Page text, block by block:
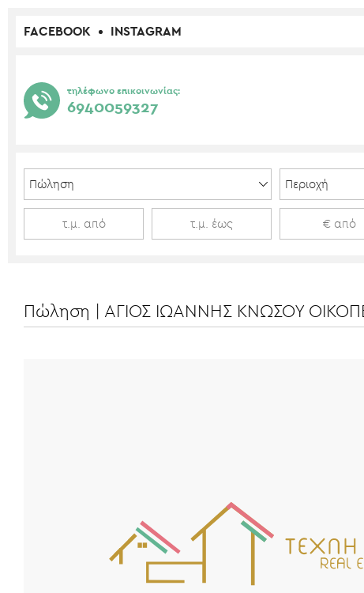
FACEBOOK INSTAGRAM
τηλέφωνο επικοινωνίας:
6940059327
Πώληση | ΑΓΙΟΣ ΙΩΑΝΝΗΣ ΚΝΩΣΟΥ